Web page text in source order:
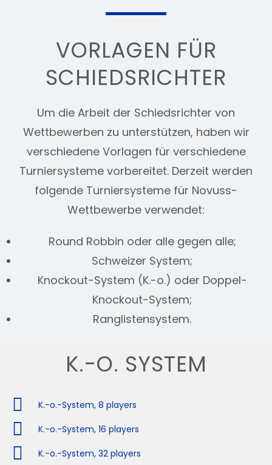
VORLAGEN FÜR
SCHIEDSRICHTER
Um die Arbeit der Schiedsrichter von
Wettbewerben zu unterstützen, haben wir
verschiedene Vorlagen für verschiedene
Turniersysteme vorbereitet. Derzeit werden
folgende Turniersysteme für Novuss-
Wettbewerbe verwendet:
Round Robbin oder alle gegen alle;
Schweizer System;
Knockout-System (K.-o.) oder Doppel-
Knockout-System;
Ranglistensystem.
K.-O. SYSTEM
K.-o.-System, 8 players
K.-o.-System, 16 players
K.-o.-System, 32 players